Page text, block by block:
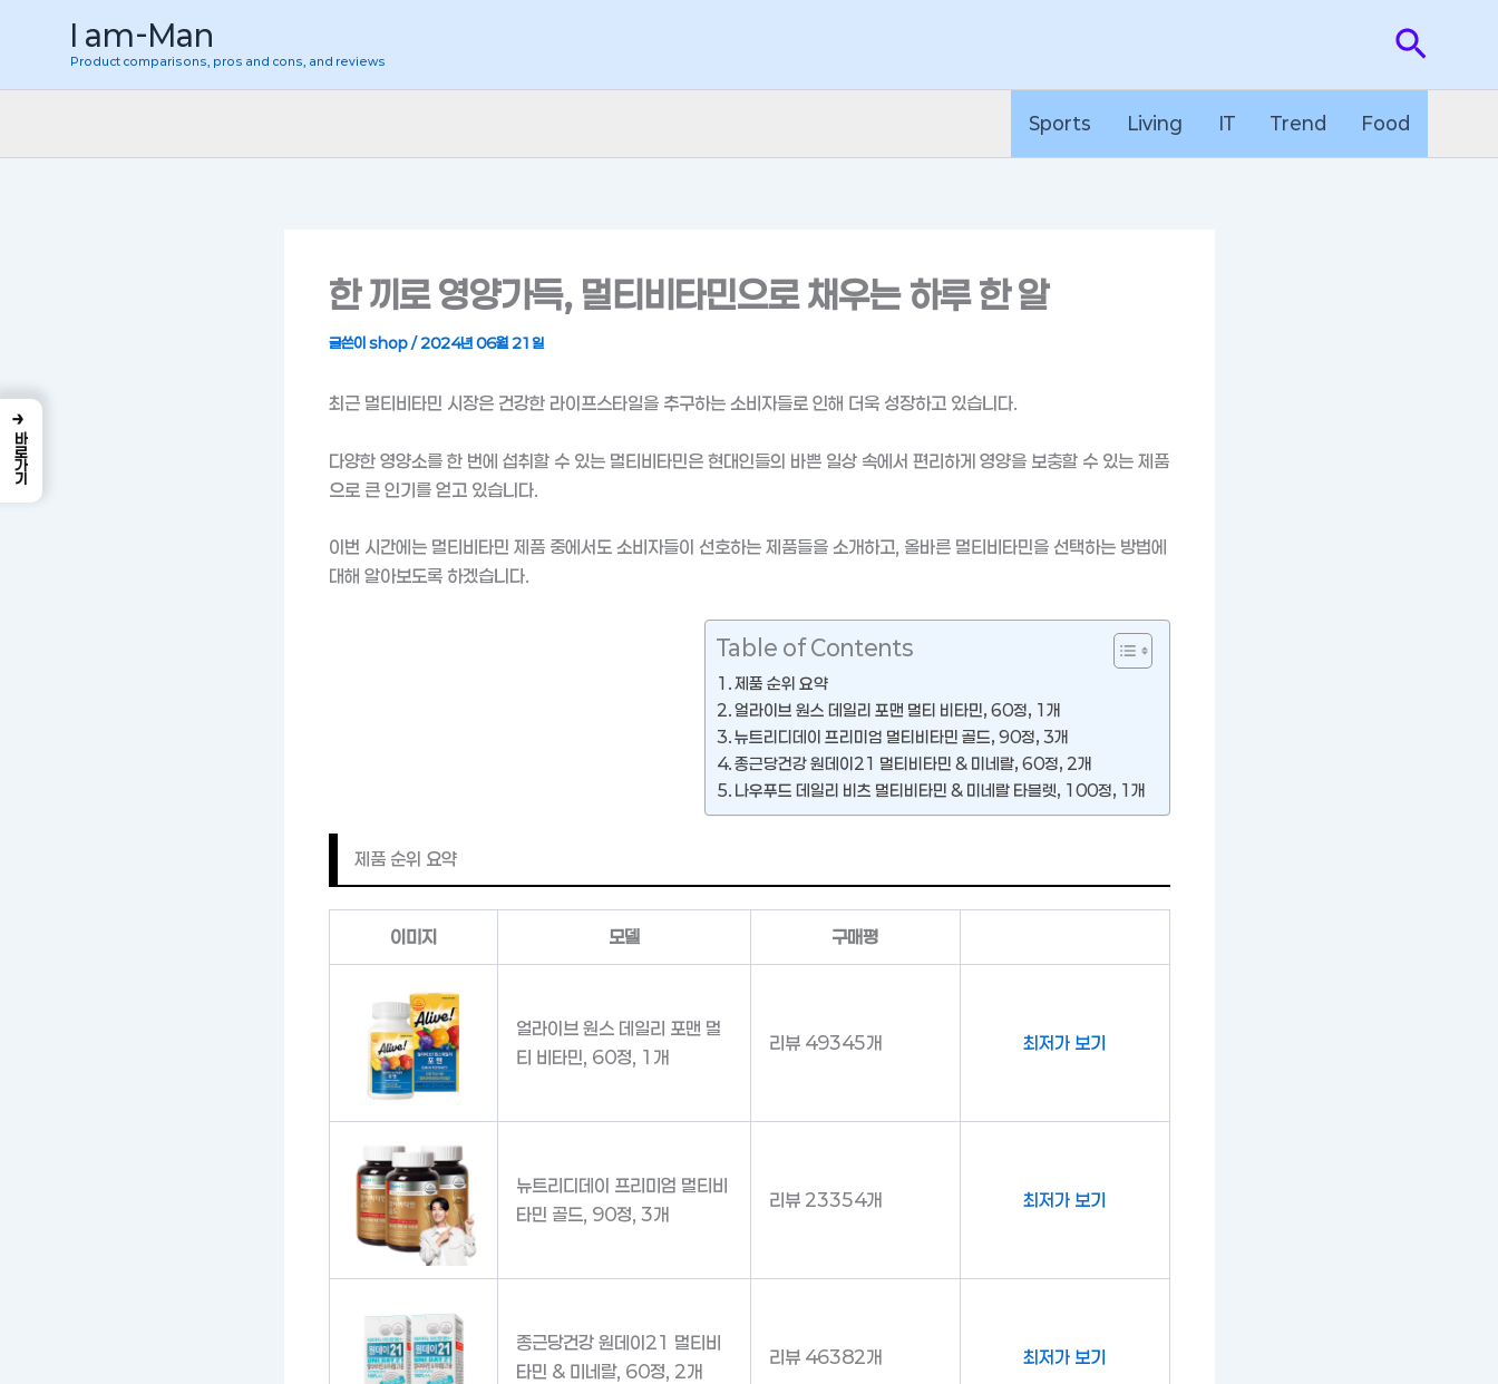
너
I am-Man
Product comparisons, pros and cons, and reviews
검
색
Sports Living IT Trend Food
한 끼로 영양가득, 멀티비타민으로 채우는 하루 한 알
글쓴이 shop/2024년 06월 21일
최근 멀티비타민 시장은 건강한 라이프스타일을 추구하는 소비자들로 인해 더욱 성장하고 있습니다.
다양한 영양소를 한 번에 섭취할 수 있는 멀티비타민은 현대인들의 바쁜 일상 속에서 편리하게 영양을 보충할 수 있는 제품
으로 큰 인기를 얻고 있습니다.
이번 시간에는 멀티비타민 제품 중에서도 소비자들이 선호하는 제품들을 소개하고, 올바른 멀티비타민을 선택하는 방법에
대해 알아보도록 하겠습니다.
Table of Contents
제품 순위 요약
얼라이브 원스 데일리 포맨 멀티 비타민, 60정, 1개
뉴트리디데이 프리미엄 멀티비타민 골드, 90정, 3개
종근당건강 원데이21 멀티비타민 & 미네랄, 60정, 2개
나우푸드 데일리 비츠 멀티비타민 & 미네랄 타블렛, 100정, 1개
제품 순위 요약
이미지 모델 구매평
얼라이브 원스 데일리 포맨 멀
티 비타민, 60정, 1개
리뷰 49345개 최저가 보기
뉴트리디데이 프리미엄 멀티비
타민 골드, 90정, 3개
리뷰 23354개 최저가 보기
종근당건강 원데이21 멀티비
타민 & 미네랄, 60정, 2개
리뷰 46382개 최저가 보기
→
바로가기